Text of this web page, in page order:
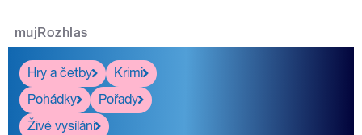
mujRozhlas
Hry a četby
Krimi
Pohádky
Pořady
Živé vysílání